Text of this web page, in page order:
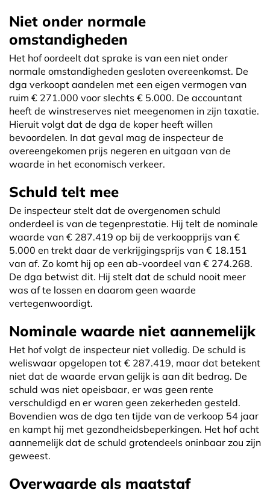
Niet onder normale
omstandigheden
Het hof oordeelt dat sprake is van een niet onder
normale omstandigheden gesloten overeenkomst. De
dga verkoopt aandelen met een eigen vermogen van
ruim € 271.000 voor slechts € 5.000. De accountant
heeft de winstreserves niet meegenomen in zijn taxatie.
Hieruit volgt dat de dga de koper heeft willen
bevoordelen. In dat geval mag de inspecteur de
overeengekomen prijs negeren en uitgaan van de
waarde in het economisch verkeer.
Schuld telt mee
De inspecteur stelt dat de overgenomen schuld
onderdeel is van de tegenprestatie. Hij telt de nominale
waarde van € 287.419 op bij de verkoopprijs van €
5.000 en trekt daar de verkrijgingsprijs van € 18.151
van af. Zo komt hij op een ab-voordeel van € 274.268.
De dga betwist dit. Hij stelt dat de schuld nooit meer
was af te lossen en daarom geen waarde
vertegenwoordigt.
Nominale waarde niet aannemelijk
Het hof volgt de inspecteur niet volledig. De schuld is
weliswaar opgelopen tot € 287.419, maar dat betekent
niet dat de waarde ervan gelijk is aan dit bedrag. De
schuld was niet opeisbaar, er was geen rente
verschuldigd en er waren geen zekerheden gesteld.
Bovendien was de dga ten tijde van de verkoop 54 jaar
en kampt hij met gezondheidsbeperkingen. Het hof acht
aannemelijk dat de schuld grotendeels oninbaar zou zijn
geweest.
Overwaarde als maatstaf